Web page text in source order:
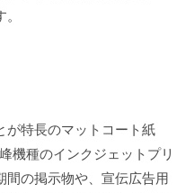
が特長のマットコート紙
機種のインクジェットプリ
間の掲示物や、宣伝広告用